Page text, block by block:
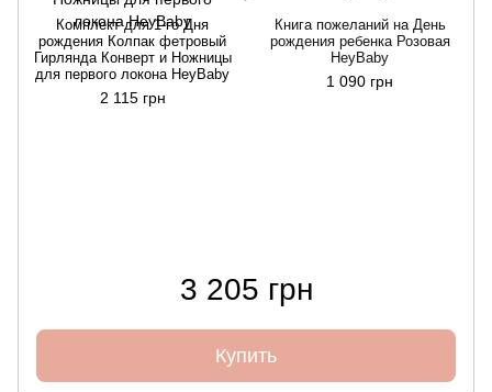
Комплект для 1-го Дня
рождения Колпак фетровый
Гирлянда Конверт и Ножницы
для первого локона HeyBaby
2 115 грн
Книга пожеланий на День
рождения ребенка Розовая
HeyBaby
1 090 грн
3 205 грн
Купить